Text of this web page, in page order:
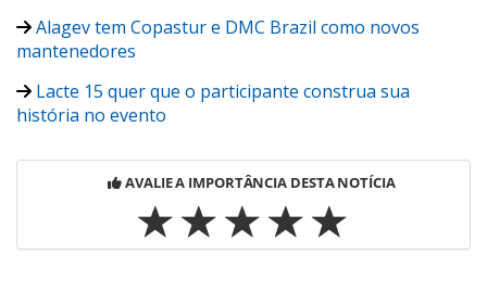
Alagev tem Copastur e DMC Brazil como novos
mantenedores
Lacte 15 quer que o participante construa sua
história no evento
AVALIE A IMPORTÂNCIA DESTA NOTÍCIA